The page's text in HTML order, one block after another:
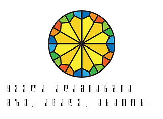
ყველა ადამიანშია
მზე, აცადე, ანათოს.